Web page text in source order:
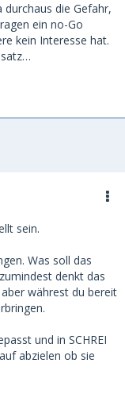
die Gefahr,
ein no-Go
kein Interesse hat.
sein.
Was soll das
denkt das
währest du bereit
und in SCHREI
abzielen ob sie